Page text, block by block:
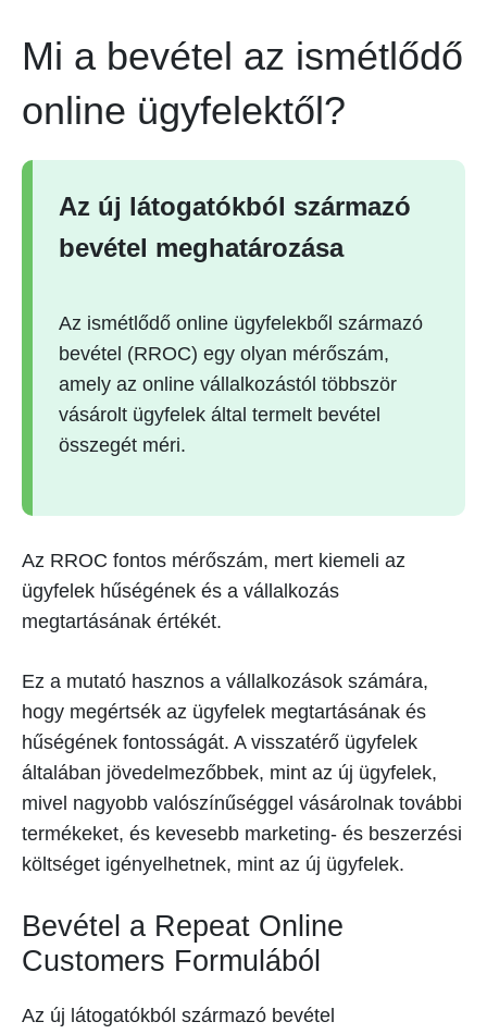
Mi a bevétel az ismétlődő
online ügyfelektől?
Az új látogatókból származó
bevétel meghatározása
Az ismétlődő online ügyfelekből származó
bevétel (RROC) egy olyan mérőszám,
amely az online vállalkozástól többször
vásárolt ügyfelek által termelt bevétel
összegét méri.
Az RROC fontos mérőszám, mert kiemeli az
ügyfelek hűségének és a vállalkozás
megtartásának értékét.
Ez a mutató hasznos a vállalkozások számára,
hogy megértsék az ügyfelek megtartásának és
hűségének fontosságát. A visszatérő ügyfelek
általában jövedelmezőbbek, mint az új ügyfelek,
mivel nagyobb valószínűséggel vásárolnak további
termékeket, és kevesebb marketing- és beszerzési
költséget igényelhetnek, mint az új ügyfelek.
Bevétel a Repeat Online
Customers Formulából
Az új látogatókból származó bevétel